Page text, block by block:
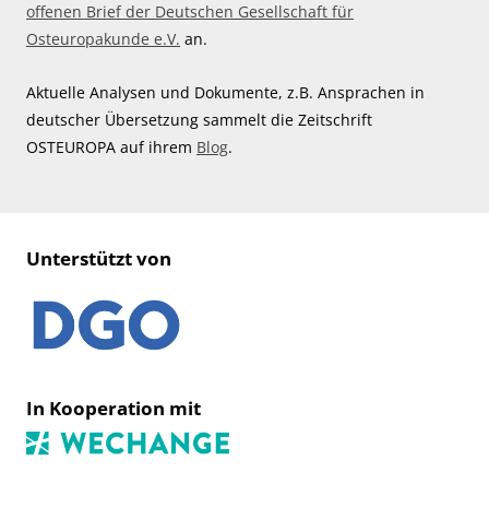
offenen Brief der Deutschen Gesellschaft für
Osteuropakunde e.V. an.
Aktuelle Analysen und Dokumente, z.B. Ansprachen in
deutscher Übersetzung sammelt die Zeitschrift
OSTEUROPA auf ihrem Blog.
Unterstützt von
In Kooperation mit